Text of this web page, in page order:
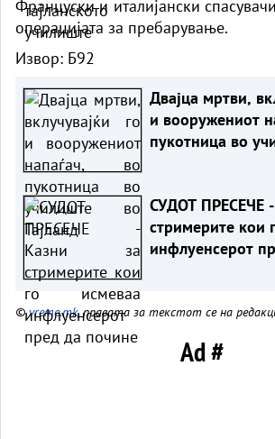
Француски и италијански
операцијата за пребарување.
Извор: Б92
Двајца мртви,
и вооружениот
пукотница во
СУДОТ ПРЕСЕЧЕ
стримерите кои
инфлуенсерот
©vreme.mk, правата за текстот се на
Ad #